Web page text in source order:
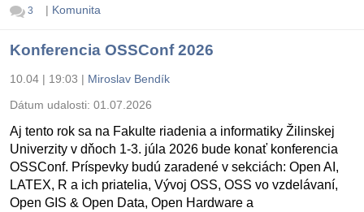
3 | Komunita
Konferencia OSSConf 2026
10.04 | 19:03 | Miroslav Bendík
Dátum udalosti: 01.07.2026
Aj tento rok sa na Fakulte riadenia a informatiky Žilinskej
Univerzity v dňoch 1-3. júla 2026 bude konať konferencia
OSSConf. Príspevky budú zaradené v sekciách: Open AI,
LATEX, R a ich priatelia, Vývoj OSS, OSS vo vzdelávaní,
Open GIS & Open Data, Open Hardware a